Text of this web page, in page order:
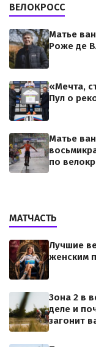
ВЕЛОКРОСС
Матье
Роже де
«Мечта,
Пул о
Матье
по
МАТЧАСТЬ
Лучшие
женским
Зона 2 в
деле и
загонит